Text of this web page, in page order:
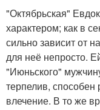
"Октябрьская"
характером; как в
сильно зависит от
для неё непросто.
"Июньского"
терпелив, способен
влечение. В то же